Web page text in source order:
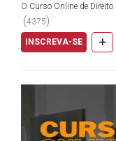
O Curso Online de Direito
abrangente,
(4375)
INSCREVA-SE +